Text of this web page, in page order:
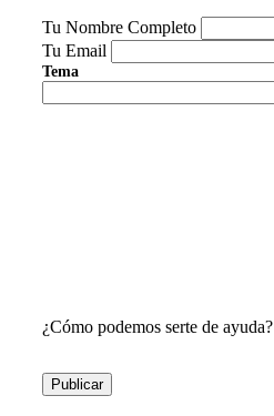
Tu Nombre Completo
Tu Email
Tema
¿Cómo podemos serte de ayuda?
Publicar